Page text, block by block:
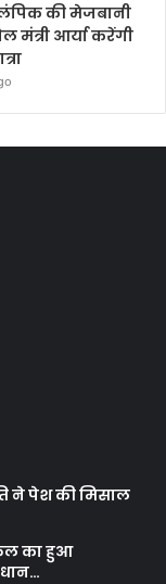
की मेजबानी
मंत्री आर्या करेंगी
ने पेश की मिसाल
का हुआ